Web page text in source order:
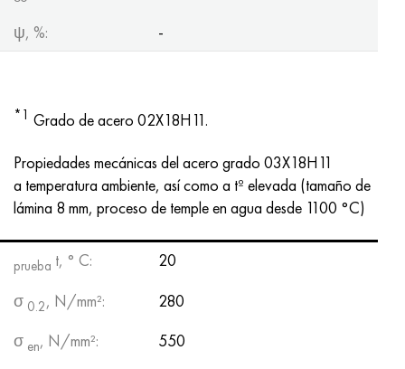
ψ, %:
-
*1 Grado de acero 02X18H11.
Propiedades mecánicas del acero grado 03X18H11
a temperatura ambiente, así como a tº elevada (tamaño de
lámina 8 mm, proceso de temple en agua desde 1100 °C)
prueba t, ° С:
20
σ 0.2, N/mm²:
280
σ en, N/mm²: 550